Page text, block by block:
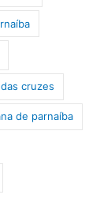
cruzes
de parnaíba